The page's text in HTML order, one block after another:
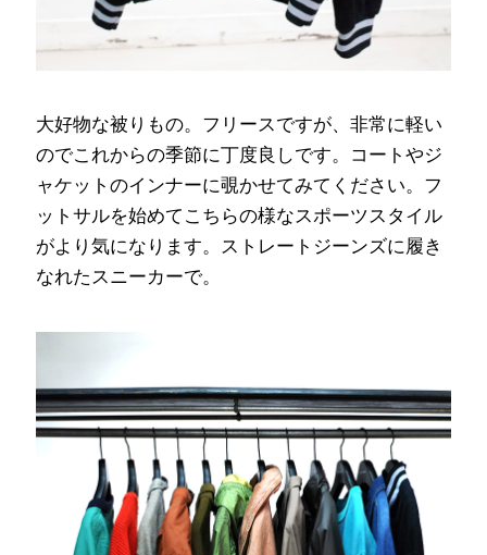
大好物な被りもの。フリースですが、非常に軽い
のでこれからの季節に丁度良しです。コートやジ
ャケットのインナーに覗かせてみてください。フ
ットサルを始めてこちらの様なスポーツスタイル
がより気になります。ストレートジーンズに履き
なれたスニーカーで。